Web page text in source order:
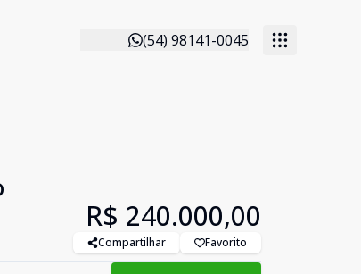
(54) 98141-0045
R$ 240.000,00
Compartilhar Favorito